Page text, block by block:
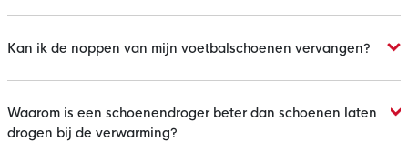
Kan ik de noppen van mijn voetbalschoenen vervangen?
Waarom is een schoenendroger beter dan schoenen laten
drogen bij de verwarming?